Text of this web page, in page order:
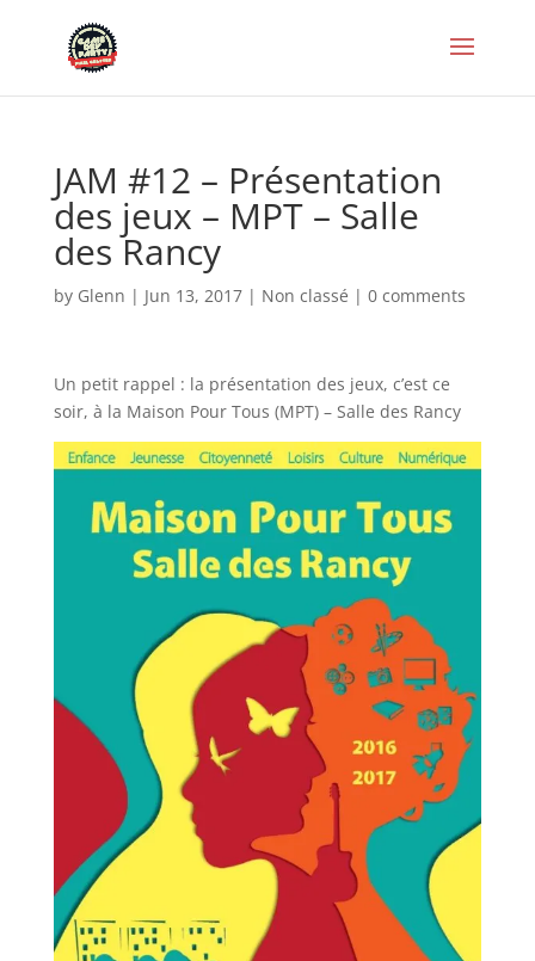
JAM #12 – Présentation
des jeux – MPT – Salle
des Rancy
by Glenn | Jun 13, 2017| Non classé | 0 comments
Un petit rappel : la présentation des jeux, c’est ce
soir, à la Maison Pour Tous (MPT) – Salle des Rancy